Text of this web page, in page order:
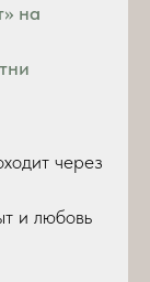
на
через
и любовь